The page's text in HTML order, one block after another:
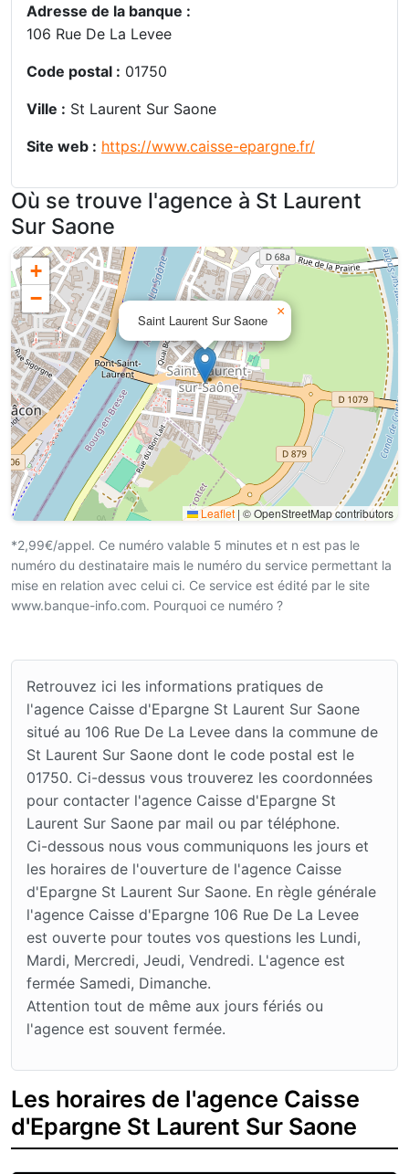
Adresse de la banque :
106 Rue De La Levee
Code postal : 01750
Ville : St Laurent Sur Saone
Site web : https://www.caisse-epargne.fr/
Où se trouve l'agence à St Laurent
Sur Saone
Saint Laurent Sur Saone
×
+
−
Leaflet | © OpenStreetMap contributors
*2,99€/appel. Ce numéro valable 5 minutes et n est pas le
numéro du destinataire mais le numéro du service permettant la
mise en relation avec celui ci. Ce service est édité par le site
www.banque-info.com. Pourquoi ce numéro ?
Retrouvez ici les informations pratiques de
l'agence Caisse d'Epargne St Laurent Sur Saone
situé au 106 Rue De La Levee dans la commune de
St Laurent Sur Saone dont le code postal est le
01750. Ci-dessus vous trouverez les coordonnées
pour contacter l'agence Caisse d'Epargne St
Laurent Sur Saone par mail ou par téléphone.
Ci-dessous nous vous communiquons les jours et
les horaires de l'ouverture de l'agence Caisse
d'Epargne St Laurent Sur Saone. En règle générale
l'agence Caisse d'Epargne 106 Rue De La Levee
est ouverte pour toutes vos questions les Lundi,
Mardi, Mercredi, Jeudi, Vendredi. L'agence est
fermée Samedi, Dimanche.
Attention tout de même aux jours fériés ou
l'agence est souvent fermée.
Les horaires de l'agence Caisse
d'Epargne St Laurent Sur Saone